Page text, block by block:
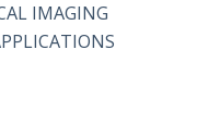
IMAGING